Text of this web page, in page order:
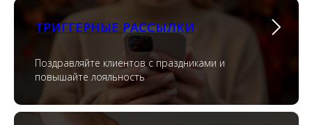
ТРИГГЕРНЫЕ РАССЫЛКИ
Поздравляйте клиентов с праздниками и
повышайте лояльность